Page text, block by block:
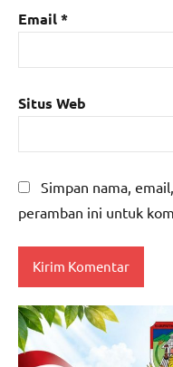
Email*
Situs Web
Simpan nama,
peramban ini untuk